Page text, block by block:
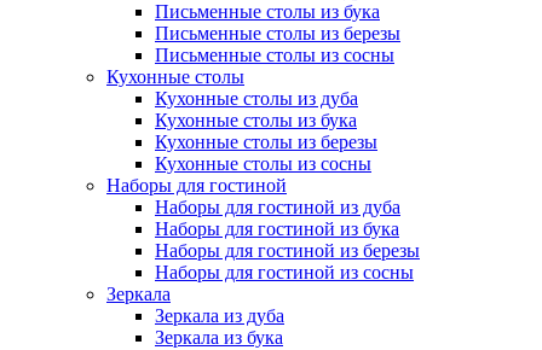
Письменные столы из бука
Письменные столы из березы
Письменные столы из сосны
Кухонные столы
Кухонные столы из дуба
Кухонные столы из бука
Кухонные столы из березы
Кухонные столы из сосны
Наборы для гостиной
Наборы для гостиной из дуба
Наборы для гостиной из бука
Наборы для гостиной из березы
Наборы для гостиной из сосны
Зеркала
Зеркала из дуба
Зеркала из бука